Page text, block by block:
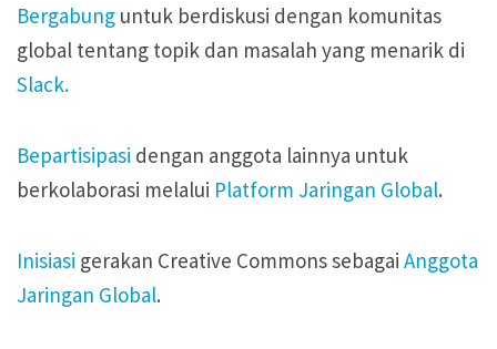
Konten Terbuka
Konten Terbuka
Bergabung untuk berdiskusi dengan komunitas
global tentang topik dan masalah yang menarik di
Slack.
Bepartisipasi dengan anggota lainnya untuk
berkolaborasi melalui Platform Jaringan Global.
Inisiasi gerakan Creative Commons sebagai Anggota
Jaringan Global.